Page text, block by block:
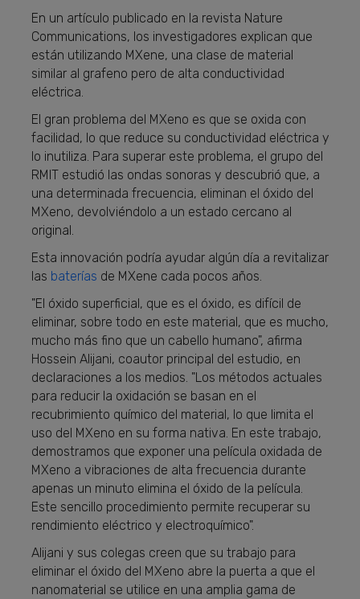
En un artículo publicado en la revista Nature
Communications, los investigadores explican que
están utilizando MXene, una clase de material
similar al grafeno pero de alta conductividad
eléctrica.
El gran problema del MXeno es que se oxida con
facilidad, lo que reduce su conductividad eléctrica y
lo inutiliza. Para superar este problema, el grupo del
RMIT estudió las ondas sonoras y descubrió que, a
una determinada frecuencia, eliminan el óxido del
MXeno, devolviéndolo a un estado cercano al
original.
Esta innovación podría ayudar algún día a revitalizar
las baterías de MXene cada pocos años.
"El óxido superficial, que es el óxido, es difícil de
eliminar, sobre todo en este material, que es mucho,
mucho más fino que un cabello humano", afirma
Hossein Alijani, coautor principal del estudio, en
declaraciones a los medios. "Los métodos actuales
para reducir la oxidación se basan en el
recubrimiento químico del material, lo que limita el
uso del MXeno en su forma nativa. En este trabajo,
demostramos que exponer una película oxidada de
MXeno a vibraciones de alta frecuencia durante
apenas un minuto elimina el óxido de la película.
Este sencillo procedimiento permite recuperar su
rendimiento eléctrico y electroquímico".
Alijani y sus colegas creen que su trabajo para
eliminar el óxido del MXeno abre la puerta a que el
nanomaterial se utilice en una amplia gama de